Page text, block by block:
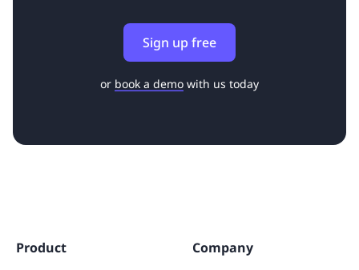
Sign up free
or book a demo with us today
Product Company